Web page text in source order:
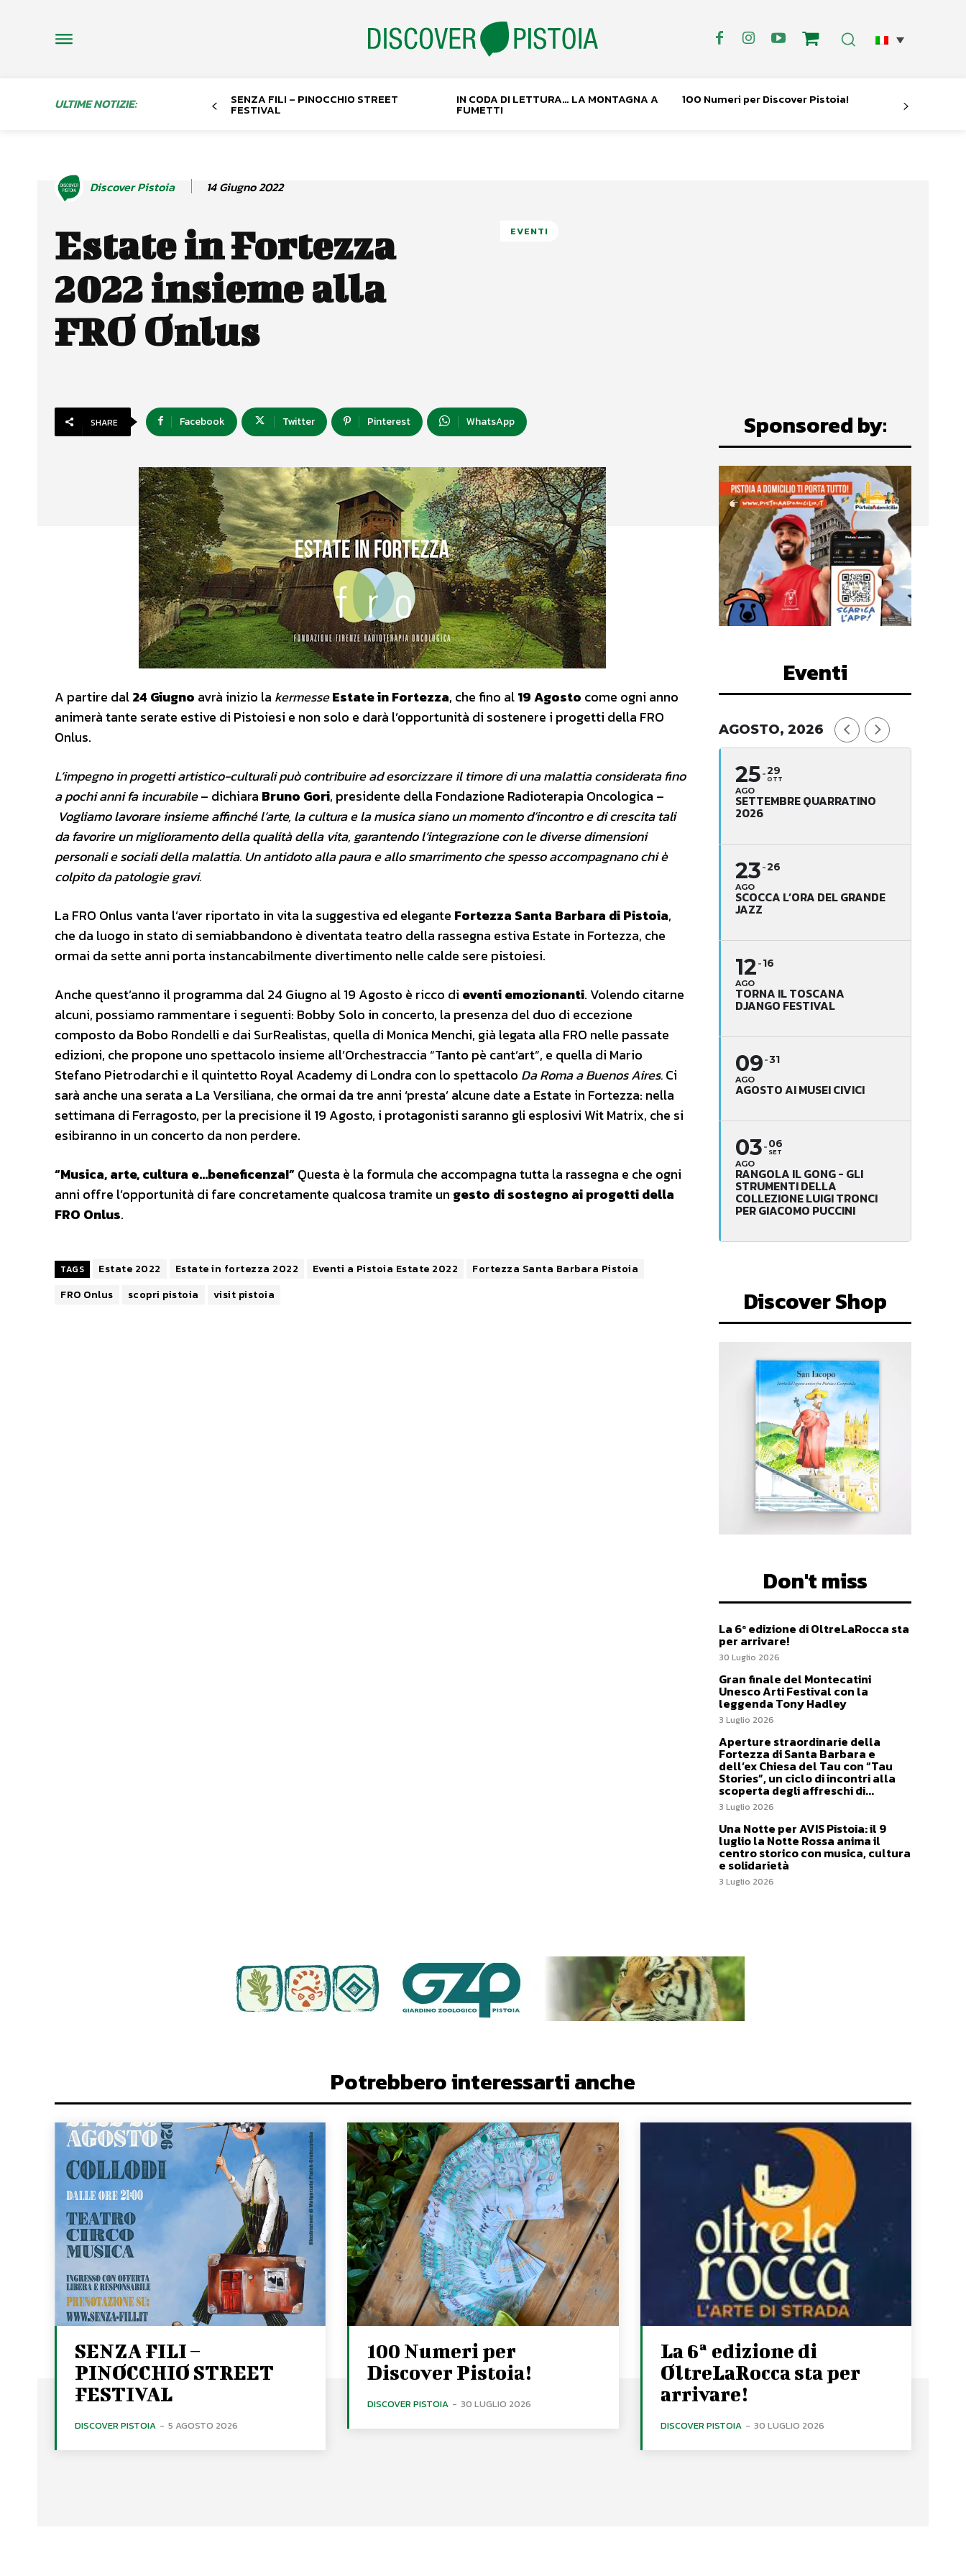
ULTIME NOTIZIE: SENZA FILI – PINOCCHIO STREET
FESTIVAL
IN CODA DI LETTURA… LA MONTAGNA A
FUMETTI
100 Numeri per Discover Pistoia!
Discover Pistoia 14 Giugno 2022
Estate in Fortezza
2022 insieme alla
FRO Onlus
EVENTI
SHARE Facebook Twitter Pinterest WhatsApp
A partire dal24 Giugno avrà inizio la kermesseEstate in Fortezza, che fino al19 Agosto come ogni anno
animerà tante serate estive di Pistoiesi e non solo e darà l’opportunità di sostenere i progetti della FRO
Onlus.
L’impegno in progetti artistico-culturali può contribuire ad esorcizzare il timore di una malattia considerata fino
a pochi anni fa incurabile– dichiara Bruno Gori, presidente della Fondazione Radioterapia Oncologica –
Vogliamo lavorare insieme affinché l’arte, la cultura e la musica siano un momento d’incontro e di crescita tali
da favorire un miglioramento della qualità della vita, garantendo l’integrazione con le diverse dimensioni
personali e sociali della malattia. Un antidoto alla paura e allo smarrimento che spesso accompagnano chi è
colpito da patologie gravi.
La FRO Onlus vanta l’aver riportato in vita la suggestiva ed elegante Fortezza Santa Barbara di Pistoia,
che da luogo in stato di semiabbandono è diventata teatro della rassegna estiva Estate in Fortezza, che
ormai da sette anni porta instancabilmente divertimento nelle calde sere pistoiesi.
Anche quest’anno il programma dal 24 Giugno al 19 Agosto è ricco di eventi emozionanti. Volendo citarne
alcuni, possiamo rammentare i seguenti: Bobby Solo in concerto, la presenza del duo di eccezione
composto da Bobo Rondelli e dai SurRealistas, quella di Monica Menchi, già legata alla FRO nelle passate
edizioni, che propone uno spettacolo insieme all’Orchestraccia “Tanto pè cant’art”, e quella di Mario
Stefano Pietrodarchi e il quintetto Royal Academy di Londra con lo spettacolo Da Roma a Buenos Aires.Ci
sarà anche una serata a La Versiliana, che ormai da tre anni ‘presta’ alcune date a Estate in Fortezza: nella
settimana di Ferragosto, per la precisione il 19 Agosto, i protagonisti saranno gli esplosivi Wit Matrix, che si
esibiranno in un concerto da non perdere.
“Musica, arte, cultura e…beneficenza!”Questa è la formula che accompagna tutta la rassegna e che ogni
anni offre l’opportunità di fare concretamente qualcosa tramite un gesto di sostegno ai progetti della
FRO Onlus.
TAGS Estate 2022 Estate in fortezza 2022 Eventi a Pistoia Estate 2022
Fortezza Santa Barbara Pistoia
FRO Onlus
scopri pistoia visit pistoia
Sponsored by:
Eventi
AGOSTO, 2026
25
AGO
29
OTT
SETTEMBRE QUARRATINO
2026
23
AGO
26
SCOCCA L’ORA DEL GRANDE
JAZZ
12
AGO
16
TORNA IL TOSCANA
DJANGO FESTIVAL
09
AGO
31
AGOSTO AI MUSEI CIVICI
03
AGO
06
SET
RANGOLA IL GONG - GLI
STRUMENTI DELLA
COLLEZIONE LUIGI TRONCI
PER GIACOMO PUCCINI
Discover Shop
Don't miss
La 6ª edizione di OltreLaRocca sta
per arrivare!
30 Luglio 2026
Gran finale del Montecatini
Unesco Arti Festival con la
leggenda Tony Hadley
3 Luglio 2026
Aperture straordinarie della
Fortezza di Santa Barbara e
dell’ex Chiesa del Tau con “Tau
Stories”, un ciclo di incontri alla
scoperta degli affreschi di...
3 Luglio 2026
Una Notte per AVIS Pistoia: il 9
luglio la Notte Rossa anima il
centro storico con musica, cultura
e solidarietà
3 Luglio 2026
Potrebbero interessarti anche
SENZA FILI –
PINOCCHIO STREET
FESTIVAL
DISCOVER PISTOIA - 5 AGOSTO 2026
100 Numeri per
Discover Pistoia!
DISCOVER PISTOIA - 30 LUGLIO 2026
La 6ª edizione di
OltreLaRocca sta per
arrivare!
DISCOVER PISTOIA - 30 LUGLIO 2026